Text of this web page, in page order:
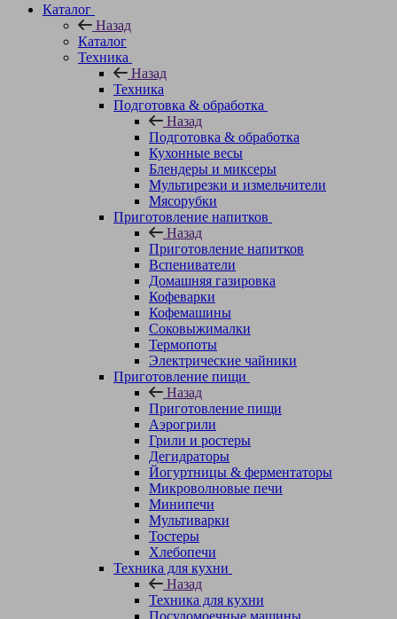
Каталог
Назад
Каталог
Техника
Назад
Техника
Подготовка & обработка
Назад
Подготовка & обработка
Кухонные весы
Блендеры и миксеры
Мультирезки и измельчители
Мясорубки
Приготовление напитков
Назад
Приготовление напитков
Вспениватели
Домашняя газировка
Кофеварки
Кофемашины
Соковыжималки
Термопоты
Электрические чайники
Приготовление пищи
Назад
Приготовление пищи
Аэрогрили
Грили и ростеры
Дегидраторы
Йогуртницы & ферментаторы
Микроволновые печи
Минипечи
Мультиварки
Тостеры
Хлебопечи
Техника для кухни
Назад
Техника для кухни
Посудомоечные машины